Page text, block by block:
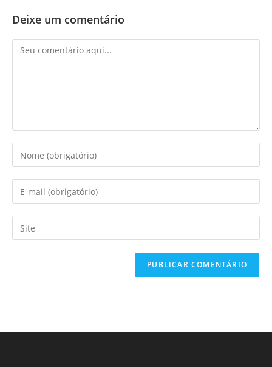
Deixe um comentário